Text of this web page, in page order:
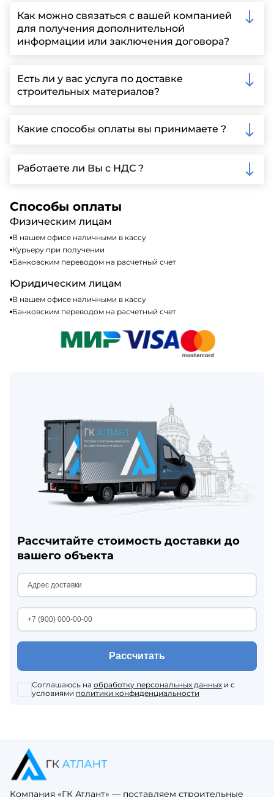
Как можно связаться с вашей компанией
для получения дополнительной
информации или заключения договора?
запрос через нашу официальную почту или
заполнить форму на нашем сайте для более
детальной информации и организации встречи.
Есть ли у вас услуга по доставке
строительных материалов?
Ленинградской области, у нас собственный
автопарк, для обеспечения быстрой и надежной
Какие способы оплаты вы принимаете ?
включая наличные, банковские переводы,
кредитные карты. Подробную информацию о
Работаете ли Вы с НДС ?
налогообложения, т.е с НДС 20%
Способы оплаты
Физическим лицам
В нашем офисе наличными в кассу
Курьеру при получении
Банковским переводом на расчетный счет
Юридическим лицам
В нашем офисе наличными в кассу
Банковским переводом на расчетный счет
Рассчитайте стоимость доставки до
вашего объекта
Рассчитать
Соглашаюсь на обработку персональных данных и с
условиями политики конфиденциальности
Компания «ГК Атлант» — поставляем строительные